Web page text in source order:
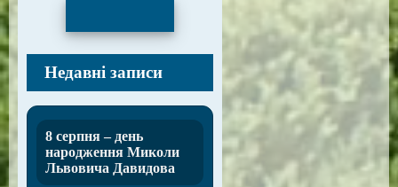
Недавні записи
8 серпня – день
народження Миколи
Львовича Давидова